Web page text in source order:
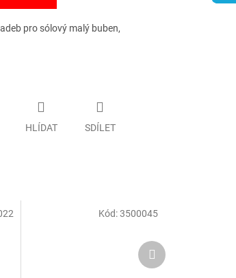
pro sólový malý buben,
HLÍDAT SDÍLET
Kód:3500045
Další
produkt